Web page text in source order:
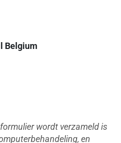
Belgium
wordt verzameld is
en